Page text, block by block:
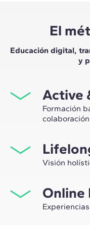
El
Educación digital,
y
Active
Formación
colaboración
network profesional,
participar en grupos
asesorados por el
construcción.
Visión
Máster, te
360º de tu futuro
Online